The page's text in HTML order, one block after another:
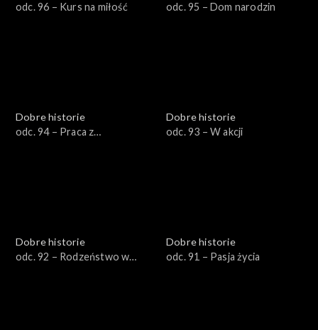
odc. 96 – Kurs na miłość
odc. 95 – Dom narodzin
Dobre historie
odc. 94 – Praca z
Dobre historie
odc. 93 – W akcji
Dobre historie
odc. 92 – Rodzeństwo w
Dobre historie
odc. 91 – Pasja życia